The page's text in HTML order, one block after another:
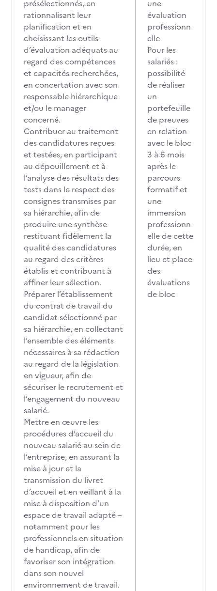
présélectionnés, en
rationnalisant leur
planification et en
choisissant les outils
d’évaluation adéquats au
regard des compétences
et capacités recherchées,
en concertation avec son
responsable hiérarchique
et/ou le manager
concerné.
Contribuer au traitement
des candidatures reçues
et testées, en participant
au dépouillement et à
l’analyse des résultats des
tests dans le respect des
consignes transmises par
sa hiérarchie, afin de
produire une synthèse
restituant fidèlement la
qualité des candidatures
au regard des critères
établis et contribuant à
affiner leur sélection.
Préparer l’établissement
du contrat de travail du
candidat sélectionné par
sa hiérarchie, en collectant
l’ensemble des éléments
nécessaires à sa rédaction
au regard de la législation
en vigueur, afin de
sécuriser le recrutement et
l’engagement du nouveau
salarié.
Mettre en œuvre les
procédures d’accueil du
nouveau salarié au sein de
l’entreprise, en assurant la
mise à jour et la
transmission du livret
d’accueil et en veillant à la
mise à disposition d’un
espace de travail adapté –
notamment pour les
professionnels en situation
de handicap, afin de
favoriser son intégration
dans son nouvel
environnement de travail.
une
évaluation
professionn
elle
Pour les
salariés :
possibilité
de réaliser
un
portefeuille
de preuves
en relation
avec le bloc
3 à 6 mois
après le
parcours
formatif et
une
immersion
professionn
elle de cette
durée, en
lieu et place
des
évaluations
de bloc